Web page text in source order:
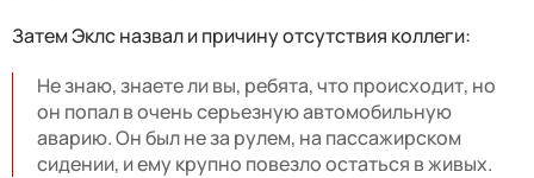
Затем Эклс назвал и причину отсутствия коллеги:
Не знаю, знаете ли вы, ребята, что происходит, но
он попал в очень серьезную автомобильную
аварию. Он был не за рулем, на пассажирском
сидении, и ему крупно повезло остаться в живых.